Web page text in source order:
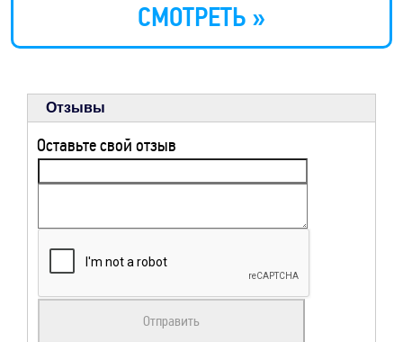
СМОТРЕТЬ »
Отзывы
Оставьте свой отзыв